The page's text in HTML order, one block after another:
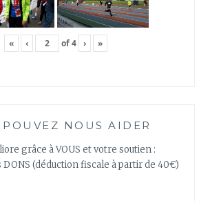
« ‹ of4 › »
POUVEZ NOUS AIDER
grâce à VOUS et votre soutien :
DONS (déduction fiscale à partir de 40€)